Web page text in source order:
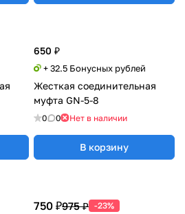
650 ₽
+ 32.5 Бонусных рублей
Жесткая соединительная
муфта GN-5-8
0 0 Нет в наличии
В корзину
750 ₽975 ₽ -23%